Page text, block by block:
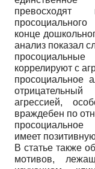
превосходят
конце
анализ показал
коррелируют с
просоциальное
агрессией,
враждебен по
просоциальное
имеет
В статье также
мотивов,